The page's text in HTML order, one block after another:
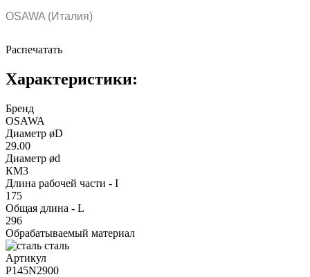
OSAWA (Италия)
Распечатать
Характеристики:
Бренд
OSAWA
Диаметр øD
29.00
Диаметр ød
КМ3
Длина рабочей части - I
175
Общая длина - L
296
Обрабатываемый материал
сталь
Артикул
P145N2900